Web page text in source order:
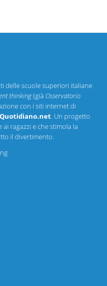
delle scuole superiori italiane
thinking(già Osservatorio
con i siti internet di
Quotidiano.net. Un progetto
ragazzi e che stimola la
il divertimento.